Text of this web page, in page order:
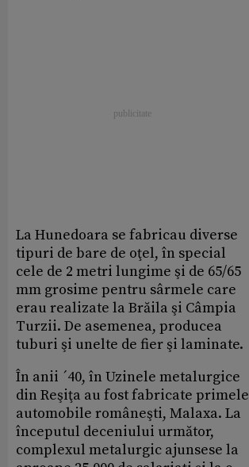
La Hunedoara se fabricau diverse
tipuri de bare de oţel, în special
cele de 2 metri lungime şi de 65/65
mm grosime pentru sârmele care
erau realizate la Brăila şi Câmpia
Turzii. De asemenea, producea
tuburi şi unelte de fier şi laminate.
În anii ´40, în Uzinele metalurgice
din Reşiţa au fost fabricate primele
automobile româneşti, Malaxa. La
începutul deceniului următor,
complexul metalurgic ajunsese la